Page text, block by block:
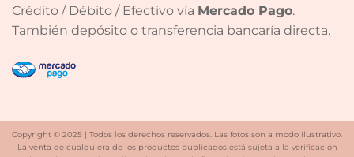
Crédito / Débito / Efectivo vía Mercado Pago.
También depósito o transferencia bancaría directa.
Copyright © 2025 | Todos los derechos reservados. Las fotos son a modo ilustrativo.
La venta de cualquiera de los productos publicados está sujeta a la verificación